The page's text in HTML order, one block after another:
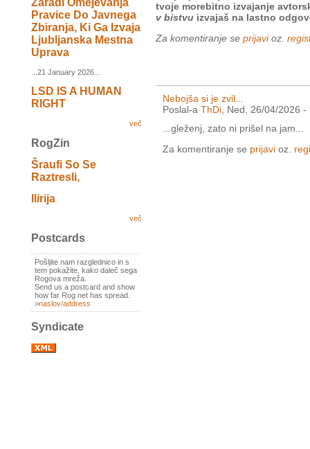
Pravice Do Javnega
Zbiranja, Ki Ga Izvaja
Ljubljanska Mestna
Uprava
...21 January 2026...
LSD IS A HUMAN
RIGHT
več
RogZin
Šraufi So Se
Raztresli,
Ilirija
več
Postcards
Pošljite nam razglednico in s
tem pokažite, kako daleč sega
Rogova mreža.
Send us a postcard and show
how far Rog net has spread.
>naslov/address
Syndicate
tvoje morebitno izvajanje
v bistvu izvajaš na lastno
Za komentiranje se prijavioz.
Nebojša si je zvil...
Poslal-a ThDi, Ned, 26/04/2026 -
...gleženj, zato ni prišel na jam...
Za komentiranje se prijavi oz.